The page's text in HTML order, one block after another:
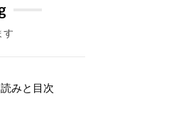
す
みと目次